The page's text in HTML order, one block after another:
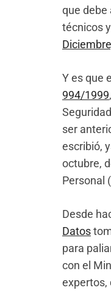
que debe
técnicos
Y es que
994/1999
ser
escribió,
octubre,
Personal
Desde
Datos
para
con el
expertos,